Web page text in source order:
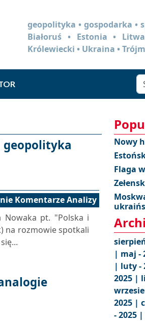
geopolityka • gospodarka •
Białoruś • Estonia •
Królewiecki • Ukraina •
geopolityka
Komentarze Analizy
Nowaka pt. "Polska i
na rozmowie spotkali
Nowy
Flaga
| maj -
| luty -
2025 |
2025 |
- 2025 |